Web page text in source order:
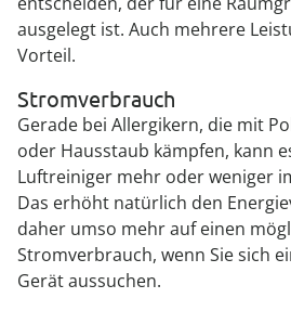
ausgelegt ist. Auch mehrere
Vorteil.
Stromverbrauch
Gerade bei Allergikern, die mit
oder Hausstaub kämpfen, kann
Luftreiniger mehr oder weniger
Das erhöht natürlich den
daher umso mehr auf einen
Stromverbrauch, wenn Sie sich
Gerät aussuchen.